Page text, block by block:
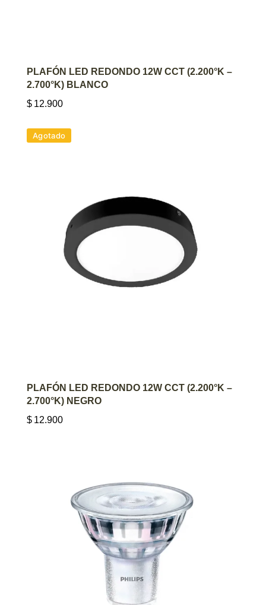
AGREGAR AL CARRITO
PLAFÓN LED REDONDO 12W CCT (2.200°K –
2.700°K) BLANCO
$ 12.900
Agotado
AGREGAR AL CARRITO
PLAFÓN LED REDONDO 12W CCT (2.200°K –
2.700°K) NEGRO
$ 12.900